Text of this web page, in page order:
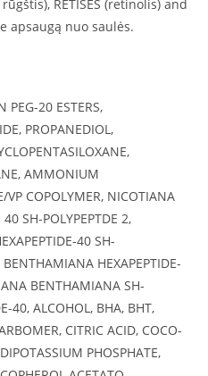
rūgštis), RETISES (retinolis) and
apsaugą nuo saulės.
PEG-20 ESTERS,
PROPANEDIOL,
AMMONIUM
VP COPOLYMER, NICOTIANA
SH-POLYPEPTDE 2,
40 SH-
HEXAPEPTIDE-
BENTHAMIANA SH-
40, ALCOHOL, BHA, BHT,
CITRIC ACID, COCO-
PHOSPHATE,